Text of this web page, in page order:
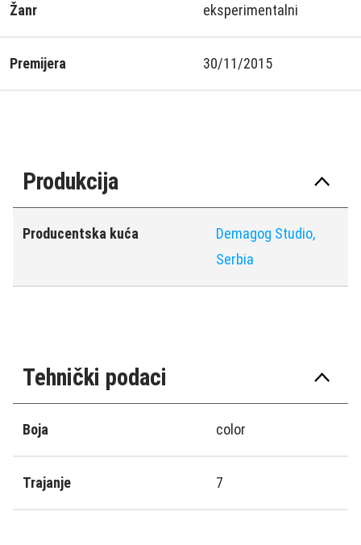
Žanr eksperimentalni
Premijera 30/11/2015
Produkcija
Producentska kuća
Demagog Studio,
Serbia
Tehnički podaci
Boja color
Trajanje 7